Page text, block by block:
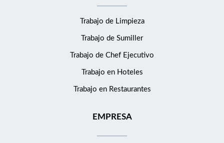
Trabajo de Limpieza
Trabajo de Sumiller
Trabajo de Chef Ejecutivo
Trabajo en Hoteles
Trabajo en Restaurantes
EMPRESA